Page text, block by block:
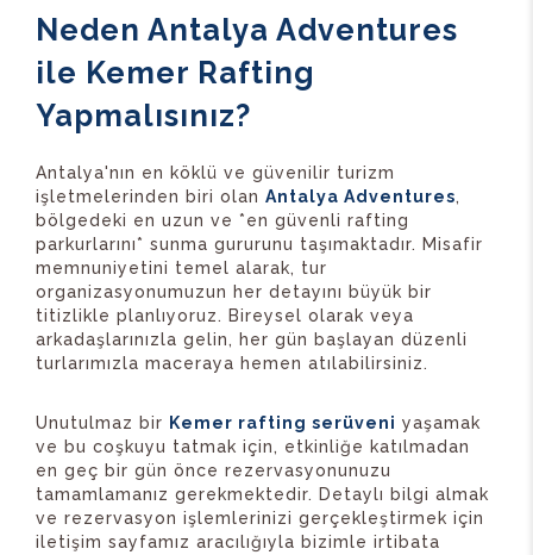
Neden Antalya Adventures
ile Kemer Rafting
Yapmalısınız?
Antalya'nın en köklü ve güvenilir turizm
işletmelerinden biri olan Antalya Adventures,
bölgedeki en uzun ve *en güvenli rafting
parkurlarını* sunma gururunu taşımaktadır. Misafir
memnuniyetini temel alarak, tur
organizasyonumuzun her detayını büyük bir
titizlikle planlıyoruz. Bireysel olarak veya
arkadaşlarınızla gelin, her gün başlayan düzenli
turlarımızla maceraya hemen atılabilirsiniz.
Unutulmaz bir Kemer rafting serüveni yaşamak
ve bu coşkuyu tatmak için, etkinliğe katılmadan
en geç bir gün önce rezervasyonunuzu
tamamlamanız gerekmektedir. Detaylı bilgi almak
ve rezervasyon işlemlerinizi gerçekleştirmek için
iletişim sayfamız aracılığıyla bizimle irtibata